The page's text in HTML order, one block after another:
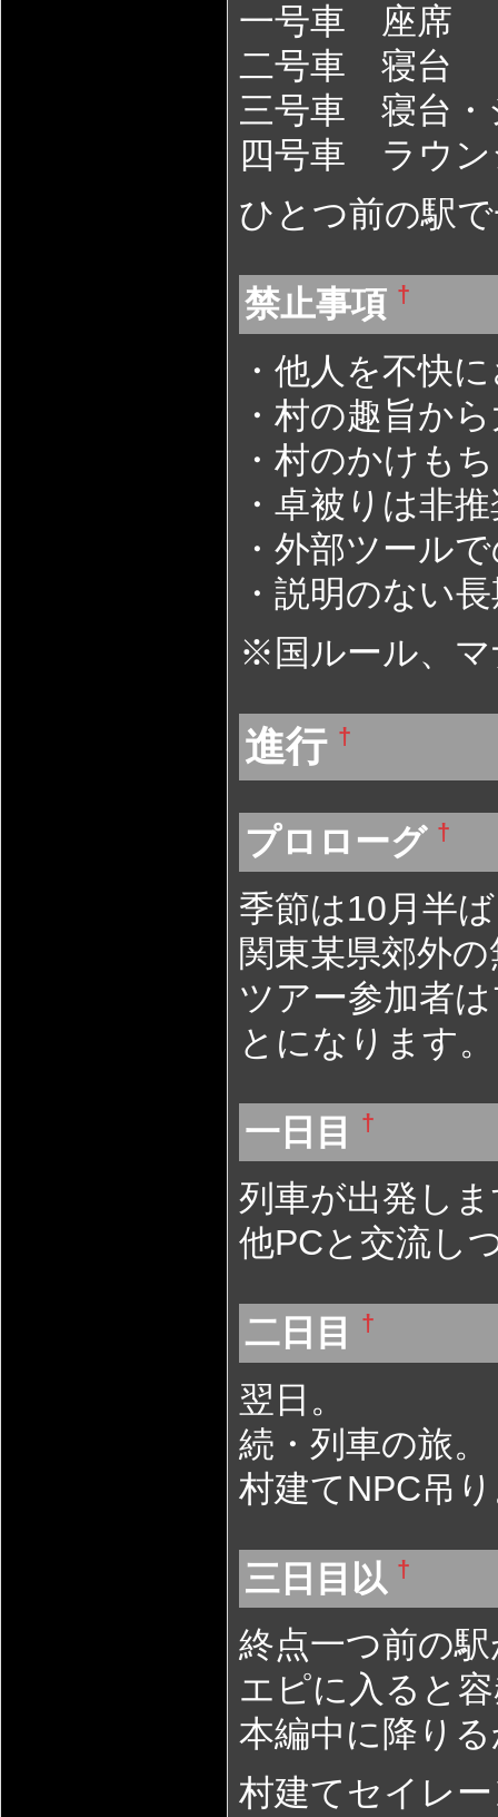
一号車 座席
二号車 寝台
三号車 寝台・
四号車 ラウン
ひとつ前の駅
禁止事項 †
・他人を不快
・村の趣旨か
・村のかけも
・卓被りは非
・外部ツール
・説明のない
※国ルール、マ
進行 †
プロローグ †
季節は10月半
関東某県郊外
ツアー参加者
とになります。
一日目 †
列車が出発し
他PCと交流し
二日目 †
翌日。
続・列車の旅。
村建てNPC吊
三日目以 †
終点一つ前の
エピに入ると
本編中に降り
村建てセイレ